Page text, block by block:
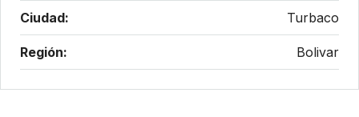
Ciudad: Turbaco
Región: Bolivar